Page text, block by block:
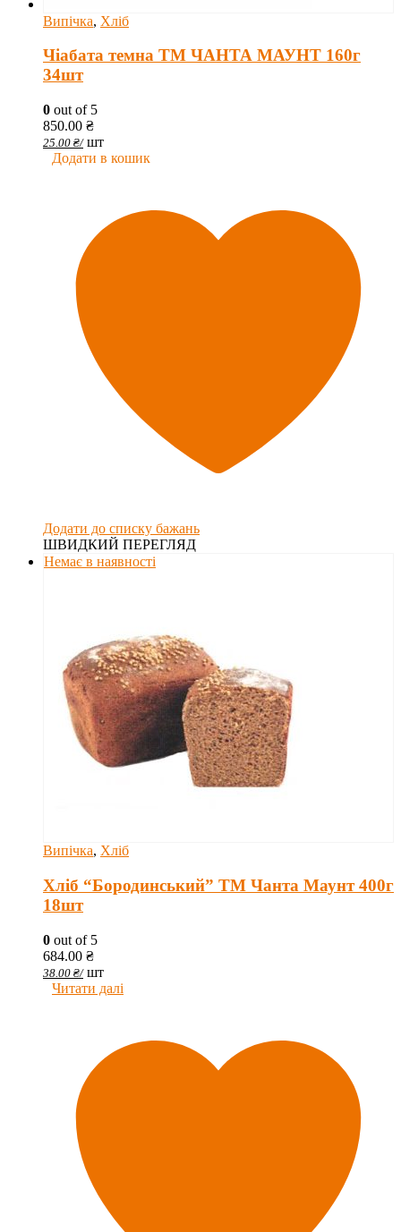
Випічка, Хліб
Чіабата темна ТМ ЧАНТА МАУНТ 160г
34шт
0 out of 5
850.00 ₴
25.00 ₴/ шт
Додати в кошик
Додати до списку бажань
ШВИДКИЙ ПЕРЕГЛЯД
Немає в наявності
Випічка, Хліб
Хліб “Бородинський” ТМ Чанта Маунт 400г
18шт
0 out of 5
684.00 ₴
38.00 ₴/ шт
Читати далі